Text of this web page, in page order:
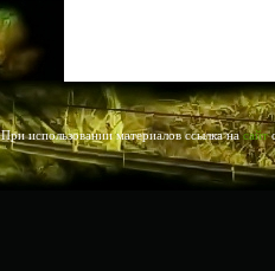
При использовании материалов ссылка насайт